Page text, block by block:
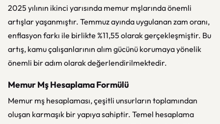
2025 yılının ikinci yarısında memur mşlarında önemli
artışlar yaşanmıştır. Temmuz ayında uygulanan zam oranı,
enflasyon farkı ile birlikte %11,55 olarak gerçekleşmiştir. Bu
artış, kamu çalışanlarının alım gücünü korumaya yönelik
önemli bir adım olarak değerlendirilmektedir.
Memur Mş Hesaplama Formülü
Memur mş hesaplaması, çeşitli unsurların toplamından
oluşan karmaşık bir yapıya sahiptir. Temel hesaplama